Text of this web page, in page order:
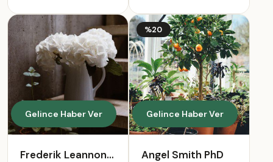
Gelince Haber Ver
Frederik Leannon
Gelince Haber Ver
%20
Angel Smith PhD